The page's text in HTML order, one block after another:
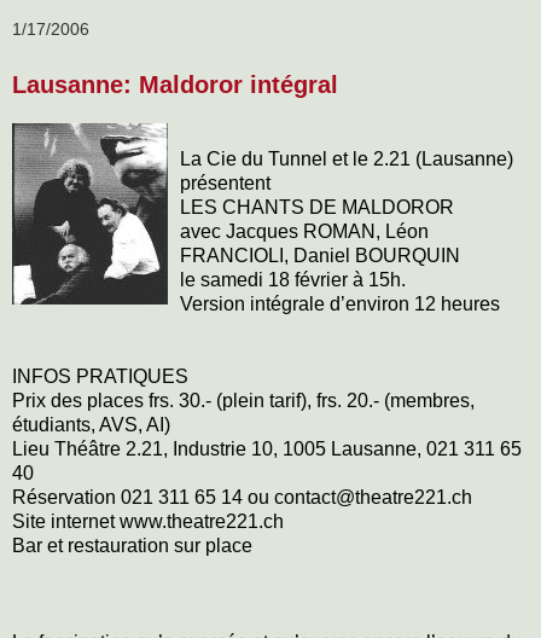
1/17/2006
Lausanne: Maldoror intégral
La Cie du Tunnel et le 2.21 (Lausanne)
présentent
LES CHANTS DE MALDOROR
avec Jacques ROMAN, Léon
FRANCIOLI, Daniel BOURQUIN
le samedi 18 février à 15h.
Version intégrale d’environ 12 heures
INFOS PRATIQUES
Prix des places frs. 30.- (plein tarif), frs. 20.- (membres,
étudiants, AVS, AI)
Lieu Théâtre 2.21, Industrie 10, 1005 Lausanne, 021 311 65
40
Réservation 021 311 65 14 ou contact@theatre221.ch
Site internet www.theatre221.ch
Bar et restauration sur place